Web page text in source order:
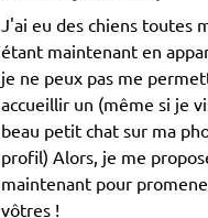
J'ai eu des chiens toutes
étant maintenant en
je ne peux pas me
accueillir un (même si je
beau petit chat sur ma
profil) Alors, je me
maintenant pour
vôtres !